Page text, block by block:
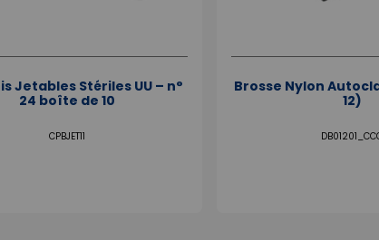
Jetables Stériles UU – n°
24 boîte de 10
CPBJET11
Brosse Nylon
12)